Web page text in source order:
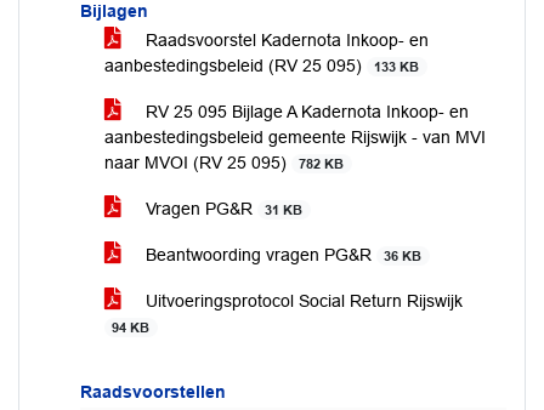
Bijlagen
Raadsvoorstel Kadernota Inkoop- en
aanbestedingsbeleid (RV 25 095)
133 KB
RV 25 095 Bijlage A Kadernota Inkoop- en
aanbestedingsbeleid gemeente Rijswijk - van MVI
naar MVOI (RV 25 095)
782 KB
Vragen PG&R 31 KB
Beantwoording vragen PG&R 36 KB
Uitvoeringsprotocol Social Return Rijswijk
94 KB
Raadsvoorstellen